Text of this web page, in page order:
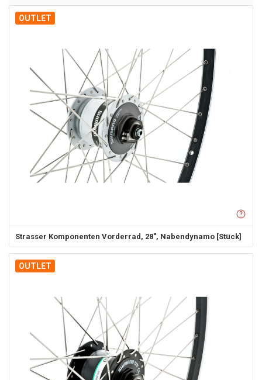
OUTLET
Strasser Komponenten Vorderrad, 28", Nabendynamo [Stück]
OUTLET